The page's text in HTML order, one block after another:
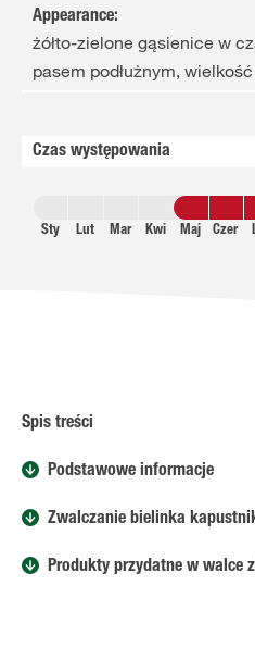
Appearance:
żółto-zielone gąsienice w
pasem podłużnym,
Czas występowania
Sty Lut Mar Kwi Maj Czer
Spis treści
Podstawowe informacje
Zwalczanie bielinka
Produkty przydatne w walce